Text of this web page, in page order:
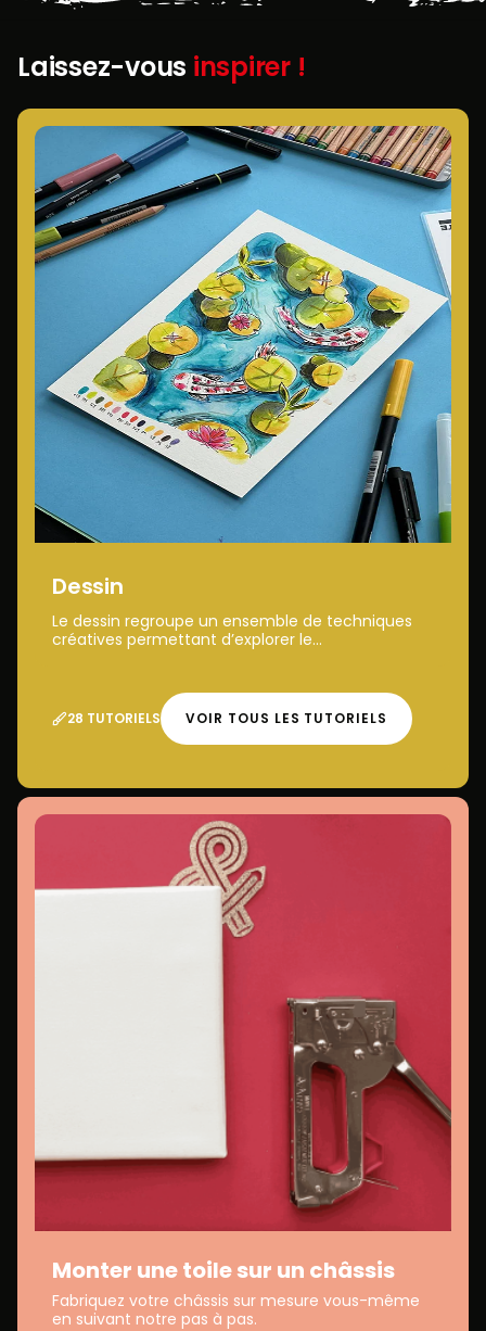
Laissez-vous inspirer !
Dessin
Le dessin regroupe un ensemble de techniques
créatives permettant d’explorer le...
28 TUTORIELS VOIR TOUS LES TUTORIELS
Monter une toile sur un châssis
Fabriquez votre châssis sur mesure vous-même
en suivant notre pas à pas.